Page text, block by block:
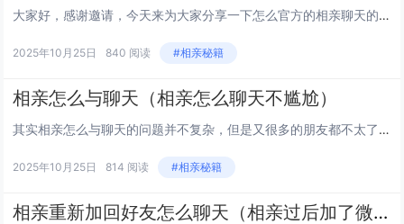
大家好，感谢邀请，今天来为大家分享一下怎么官方的相亲聊天的问题，以及和相亲聊天步骤的一些困惑，大家要是还不太明白的话，也没有关系，因为接下来将为大家分享，希望可以帮助到大家，解决大家的问题，下面就开始吧！ 相亲的时候该怎么聊天 相亲的时候...
2025年10月25日 840 阅读 #相亲秘籍
相亲怎么与聊天（相亲怎么聊天不尴尬）
其实相亲怎么与聊天的问题并不复杂，但是又很多的朋友都不太了解相亲怎么聊天不尴尬，因此呢，今天小编就来为大家分享相亲怎么与聊天的一些知识，希望可以帮助到大家，下面我们一起来看看这个问题的分析吧！ 1相亲见面后怎么聊天 刚相亲完回去怎么聊1...
2025年10月25日 814 阅读 #相亲秘籍
相亲重新加回好友怎么聊天（相亲过后加了微信该怎么聊）